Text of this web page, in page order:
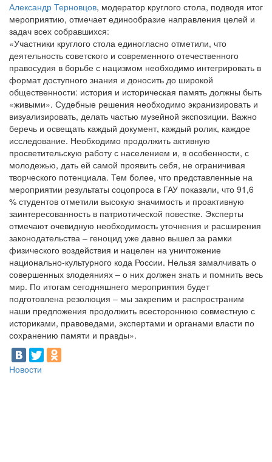
Александр Терновцов, модератор круглого стола, подводя итог
мероприятию, отмечает единообразие направления целей и
задач всех собравшихся:
«Участники круглого стола единогласно отметили, что
деятельность советского и современного отечественного
правосудия в борьбе с нацизмом необходимо интегрировать в
формат доступного знания и доносить до широкой
общественности: история и историческая память должны быть
«живыми». Судебные решения необходимо экранизировать и
визуализировать, делать частью музейной экспозиции. Важно
беречь и освещать каждый документ, каждый ролик, каждое
исследование. Необходимо продолжить активную
просветительскую работу с населением и, в особенности, с
молодежью, дать ей самой проявить себя, не ограничивая
творческого потенциала. Тем более, что представленные на
мероприятии результаты соцопроса в ГАУ показали, что 91,6
% студентов отметили высокую значимость и проактивную
заинтересованность в патриотической повестке. Эксперты
отмечают очевидную необходимость уточнения и расширения
законодательства – геноцид уже давно вышел за рамки
физического воздействия и нацелен на уничтожение
национально-культурного кода России. Нельзя замалчивать о
совершенных злодеяниях – о них должен знать и помнить весь
мир. По итогам сегодняшнего мероприятия будет
подготовлена резолюция – мы закрепим и распространим
наши предложения продолжить всестороннюю совместную с
историками, правоведами, экспертами и органами власти по
сохранению памяти и правды».
Новости